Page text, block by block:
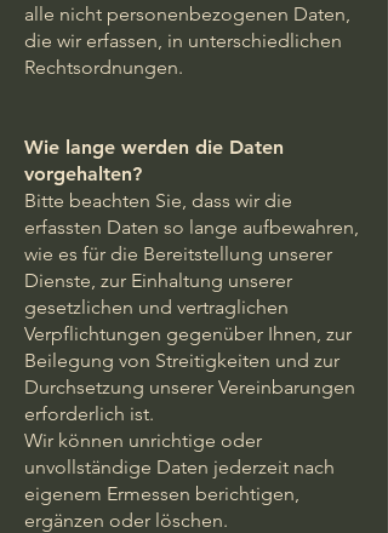
alle nicht personenbezogenen Daten,
die wir erfassen, in unterschiedlichen
Rechtsordnungen.
Wie lange werden die Daten
vorgehalten?
Bitte beachten Sie, dass wir die
erfassten Daten so lange aufbewahren,
wie es für die Bereitstellung unserer
Dienste, zur Einhaltung unserer
gesetzlichen und vertraglichen
Verpflichtungen gegenüber Ihnen, zur
Beilegung von Streitigkeiten und zur
Durchsetzung unserer Vereinbarungen
erforderlich ist.
Wir können unrichtige oder
unvollständige Daten jederzeit nach
eigenem Ermessen berichtigen,
ergänzen oder löschen.